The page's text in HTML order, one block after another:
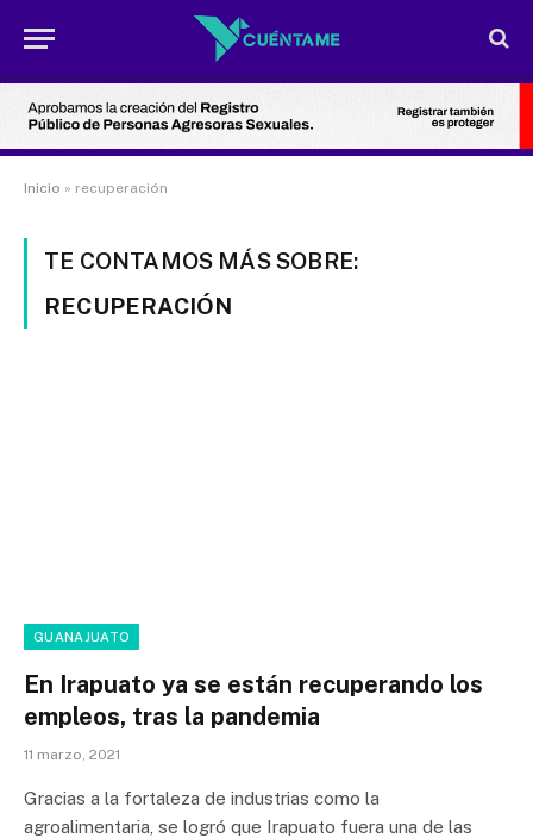
Inicio » recuperación
TE CONTAMOS MÁS SOBRE:
RECUPERACIÓN
GUANAJUATO
En Irapuato ya se están recuperando los
empleos, tras la pandemia
11 marzo, 2021
Gracias a la fortaleza de industrias como la
agroalimentaria, se logró que Irapuato fuera una de las